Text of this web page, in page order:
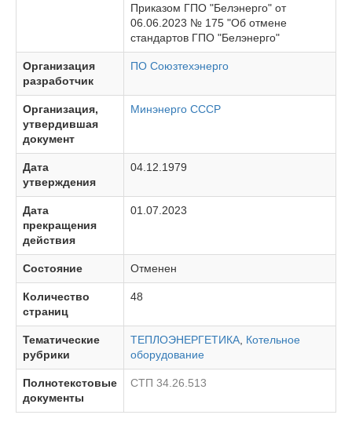
Приказом ГПО "Белэнерго" от
06.06.2023 № 175 "Об отмене
стандартов ГПО "Белэнерго"
Организация
разработчик
ПО Союзтехэнерго
Организация,
утвердившая
документ
Минэнерго СССР
Дата
утверждения
04.12.1979
Дата
прекращения
действия
01.07.2023
Состояние Отменен
Количество
страниц
48
Тематические
рубрики
ТЕПЛОЭНЕРГЕТИКА, Котельное
оборудование
Полнотекстовые
документы
СТП 34.26.513